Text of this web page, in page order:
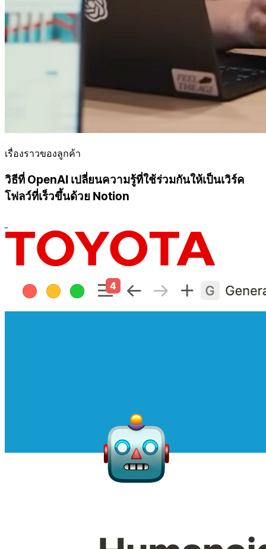
เรื่องราวของลูกค้า
วิธีที่ OpenAI เปลี่ยนความรู้ที่ใช้ร่วมกันให้เป็นเวิร์ค
โฟลว์ที่เร็วขึ้นด้วย Notion